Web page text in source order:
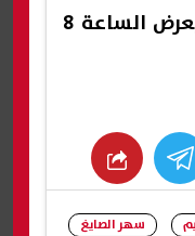
إخراج أحمد سمير فرج، ويعرض الساعة 8
سهر الصايغ